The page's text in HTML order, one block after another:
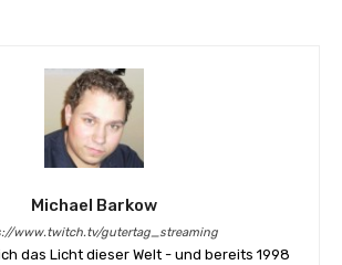
Michael Barkow
www.twitch.tv/gutertag_streaming
das Licht dieser Welt - und bereits 1998